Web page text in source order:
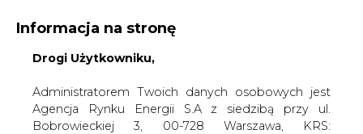
KONTAKT:
WYDAWCA PORTALU:
WYSOKI KONTRAST A A
Informacja na stronę
Drogi Użytkowniku,
Administratorem Twoich danych osobowych jest
Agencja Rynku Energii S.A z siedzibą przy ul.
Bobrowieckiej 3, 00-728 Warszawa, KRS: